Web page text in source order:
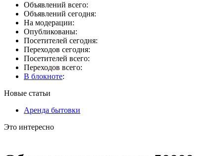
Объявлений всего:
Объявлений сегодня:
На модерации:
Опубликованы:
Посетителей сегодня:
Переходов сегодня:
Посетителей всего:
Переходов всего:
В блокноте:
Новые статьи
Аренда бытовки
Это интересно